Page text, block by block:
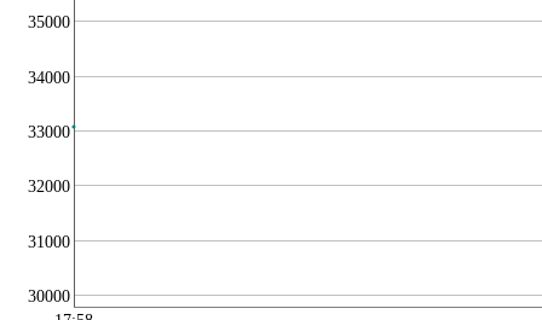
30000
31000
32000
33000
34000
35000